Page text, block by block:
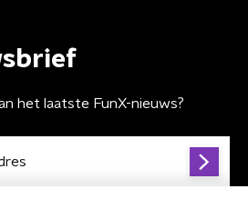
het laatste FunX-nieuws?